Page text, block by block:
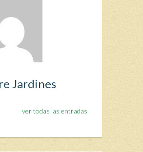
Jardines
ver todas las entradas